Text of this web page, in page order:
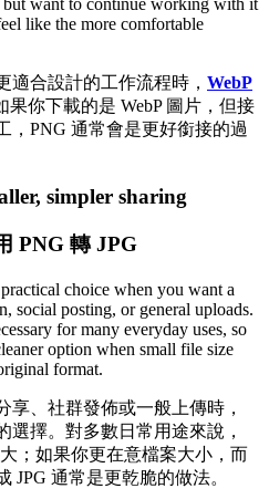
like the more comfortable
適合設計的工作流程時， WebP
果你下載的是 WebP 圖片，但接
，PNG 通常會是更好銜接的過
simpler sharing
PNG 轉 JPG
choice when you want a
social posting, or general uploads.
for many everyday uses, so
option when small file size
format.
、社群發佈或一般上傳時，
選擇。對多數日常用途來說，
；如果你更在意檔案大小，而
JPG 通常是更乾脆的做法。